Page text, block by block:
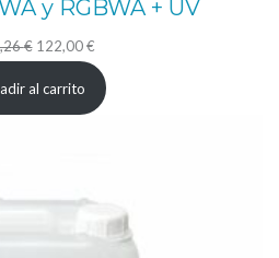
y RGBWA + UV
€ El122,00€El
precio
actual
al carrito